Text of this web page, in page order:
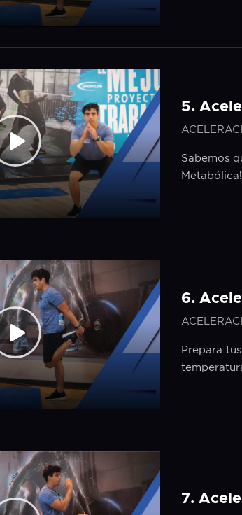
5.
Sabemos
6.
Prepara
7.